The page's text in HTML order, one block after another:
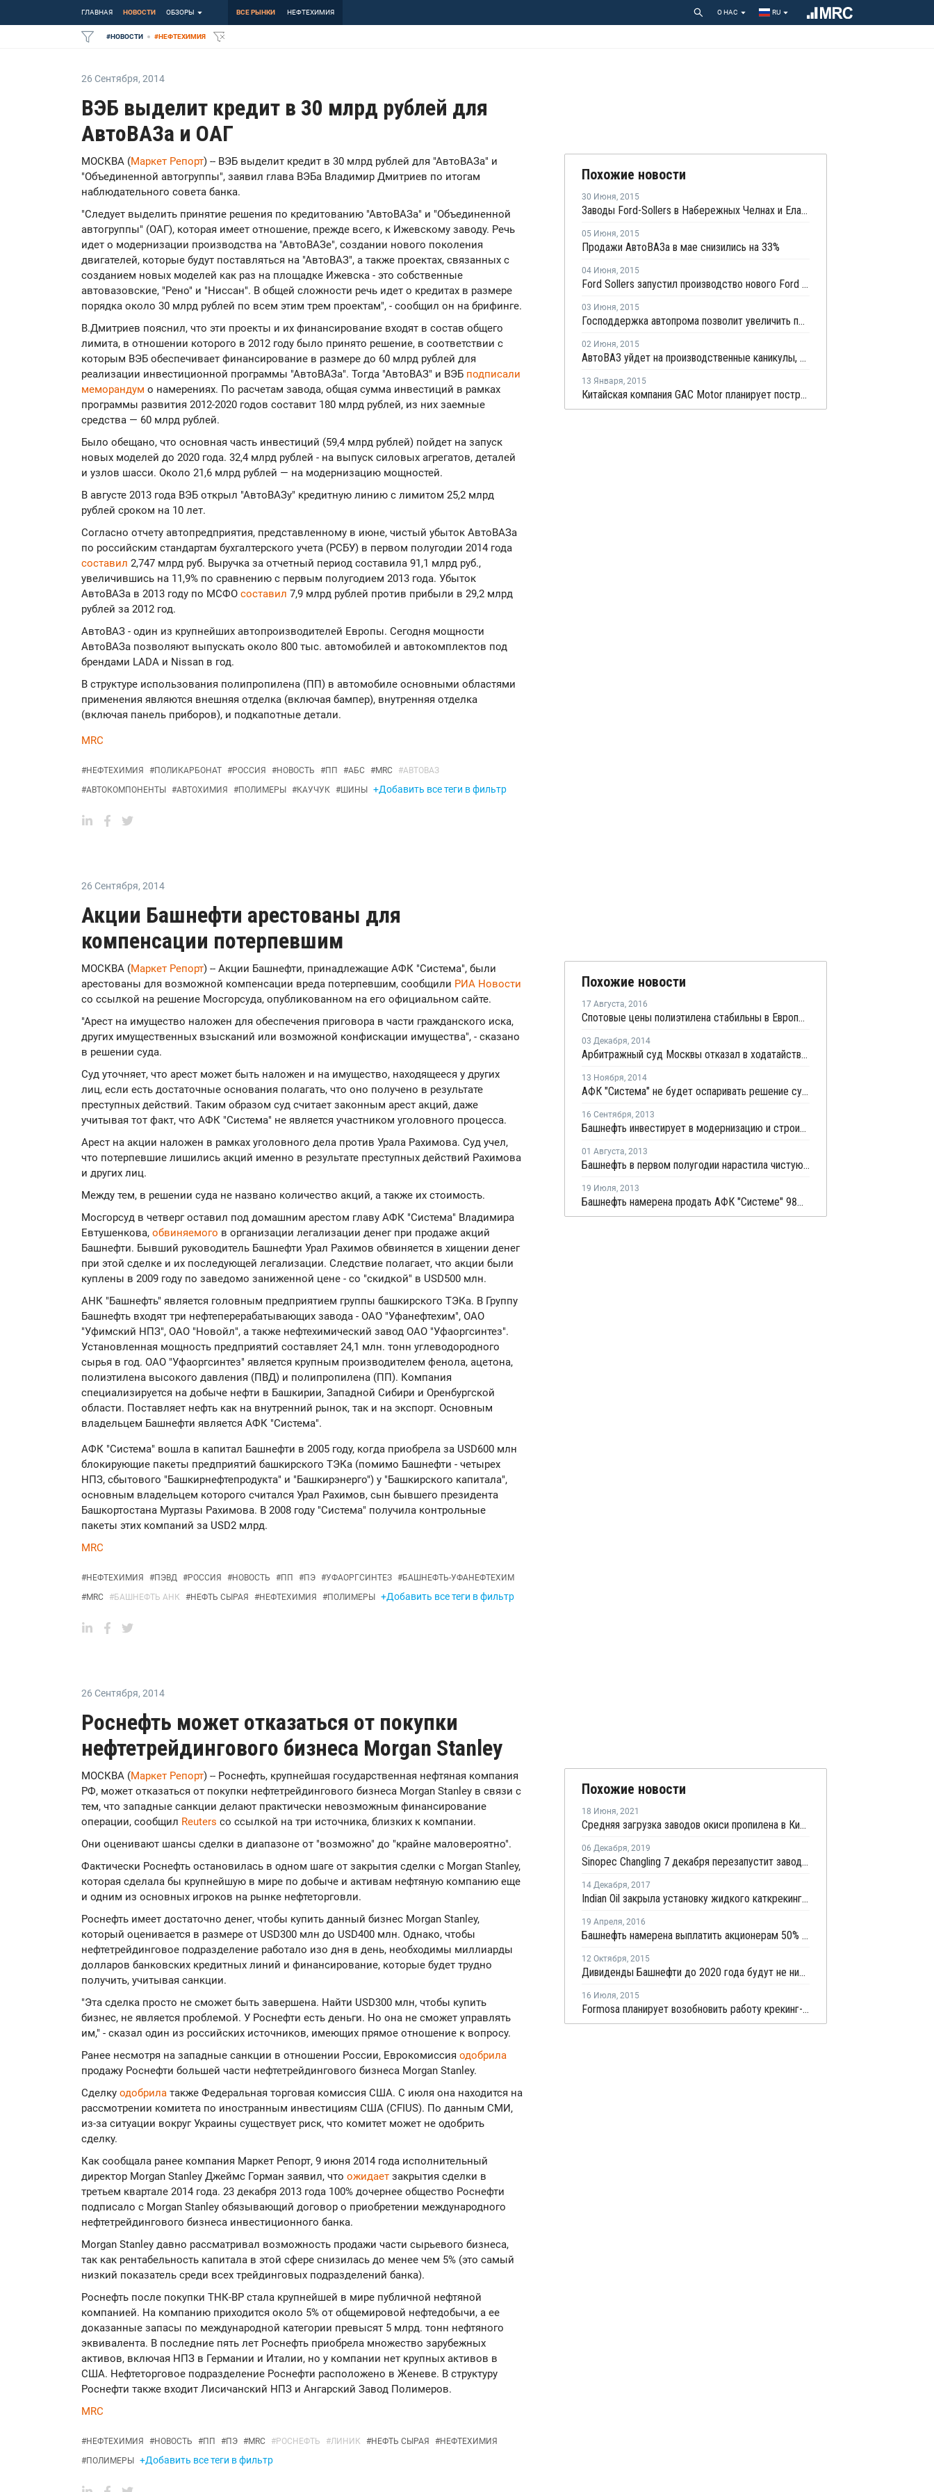
ГЛАВНАЯ НОВОСТИ ОБЗОРЫ ВСЕ РЫНКИ НЕФТЕХИМИЯ О НАС RU
#НОВОСТИ #НЕФТЕХИМИЯ
26 Сентября, 2014
ВЭБ выделит кредит в 30 млрд рублей для
АвтоВАЗа и ОАГ
МОСКВА (Маркет Репорт) -- ВЭБ выделит кредит в 30 млрд рублей для "АвтоВАЗа" и
"Объединенной автогруппы", заявил глава ВЭБа Владимир Дмитриев по итогам
наблюдательного совета банка.
"Следует выделить принятие решения по кредитованию "АвтоВАЗа" и "Объединенной
автогруппы" (ОАГ), которая имеет отношение, прежде всего, к Ижевскому заводу. Речь
идет о модернизации производства на "АвтоВАЗе", создании нового поколения
двигателей, которые будут поставляться на "АвтоВАЗ", а также проектах, связанных с
созданием новых моделей как раз на площадке Ижевска - это собственные
автовазовские, "Рено" и "Ниссан". В общей сложности речь идет о кредитах в размере
порядка около 30 млрд рублей по всем этим трем проектам", - сообщил он на брифинге.
В.Дмитриев пояснил, что эти проекты и их финансирование входят в состав общего
лимита, в отношении которого в 2012 году было принято решение, в соответствии с
которым ВЭБ обеспечивает финансирование в размере до 60 млрд рублей для
реализации инвестиционной программы "АвтоВАЗа". Тогда "АвтоВАЗ" и ВЭБ подписали
меморандум о намерениях. По расчетам завода, общая сумма инвестиций в рамках
программы развития 2012-2020 годов составит 180 млрд рублей, из них заемные
средства — 60 млрд рублей.
Было обещано, что основная часть инвестиций (59,4 млрд рублей) пойдет на запуск
новых моделей до 2020 года. 32,4 млрд рублей - на выпуск силовых агрегатов, деталей
и узлов шасси. Около 21,6 млрд рублей — на модернизацию мощностей.
В августе 2013 года ВЭБ открыл "АвтоВАЗу" кредитную линию с лимитом 25,2 млрд
рублей сроком на 10 лет.
Согласно отчету автопредприятия, представленному в июне, чистый убыток АвтоВАЗа
по российским стандартам бухгалтерского учета (РСБУ) в первом полугодии 2014 года
составил 2,747 млрд руб. Выручка за отчетный период составила 91,1 млрд руб.,
увеличившись на 11,9% по сравнению с первым полугодием 2013 года. Убыток
АвтоВАЗа в 2013 году по МСФО составил 7,9 млрд рублей против прибыли в 29,2 млрд
рублей за 2012 год.
АвтоВАЗ - один из крупнейших автопроизводителей Европы. Сегодня мощности
АвтоВАЗа позволяют выпускать около 800 тыс. автомобилей и автокомплектов под
брендами LADA и Nissan в год.
В структуре использования полипропилена (ПП) в автомобиле основными областями
применения являются внешняя отделка (включая бампер), внутренняя отделка
(включая панель приборов), и подкапотные детали.
MRC
#НЕФТЕХИМИЯ #ПОЛИКАРБОНАТ #РОССИЯ #НОВОСТЬ #ПП #АБС #MRC #АВТОВАЗ
#АВТОКОМПОНЕНТЫ #АВТОХИМИЯ #ПОЛИМЕРЫ #КАУЧУК #ШИНЫ +Добавить все теги в фильтр
Похожие новости
30 Июня, 2015
Заводы Ford-Sollers в Набережных Челнах и Елабуге уйдут на каникулы в августе
05 Июня, 2015
Продажи АвтоВАЗа в мае снизились на 33%
04 Июня, 2015
Ford Sollers запустил производство нового Ford Fiesta в Набережных Челнах
03 Июня, 2015
Господдержка автопрома позволит увеличить продажи автомобилей на 300 тыс. шт в 2015 году
02 Июня, 2015
АвтоВАЗ уйдет на производственные каникулы, чтобы не сокращать персонал
13 Января, 2015
Китайская компания GAC Motor планирует построить завод в России
26 Сентября, 2014
Акции Башнефти арестованы для
компенсации потерпевшим
МОСКВА (Маркет Репорт) -- Акции Башнефти, принадлежащие АФК "Система", были
арестованы для возможной компенсации вреда потерпевшим, сообщили РИА Новости
со ссылкой на решение Мосгорсуда, опубликованном на его официальном сайте.
"Арест на имущество наложен для обеспечения приговора в части гражданского иска,
других имущественных взысканий или возможной конфискации имущества", - сказано
в решении суда.
Суд уточняет, что арест может быть наложен и на имущество, находящееся у других
лиц, если есть достаточные основания полагать, что оно получено в результате
преступных действий. Таким образом суд считает законным арест акций, даже
учитывая тот факт, что АФК "Система" не является участником уголовного процесса.
Арест на акции наложен в рамках уголовного дела против Урала Рахимова. Суд учел,
что потерпевшие лишились акций именно в результате преступных действий Рахимова
и других лиц.
Между тем, в решении суда не названо количество акций, а также их стоимость.
Мосгорсуд в четверг оставил под домашним арестом главу АФК "Система" Владимира
Евтушенкова, обвиняемого в организации легализации денег при продаже акций
Башнефти. Бывший руководитель Башнефти Урал Рахимов обвиняется в хищении денег
при этой сделке и их последующей легализации. Следствие полагает, что акции были
куплены в 2009 году по заведомо заниженной цене - со "скидкой" в USD500 млн.
АНК "Башнефть" является головным предприятием группы башкирского ТЭКа. В Группу
Башнефть входят три нефтеперерабатывающих завода - ОАО "Уфанефтехим", ОАО
"Уфимский НПЗ", ОАО "Новойл", а также нефтехимический завод ОАО "Уфаоргсинтез".
Установленная мощность предприятий составляет 24,1 млн. тонн углеводородного
сырья в год. ОАО "Уфаоргсинтез" является крупным производителем фенола, ацетона,
полиэтилена высокого давления (ПВД) и полипропилена (ПП). Компания
специализируется на добыче нефти в Башкирии, Западной Сибири и Оренбургской
области. Поставляет нефть как на внутренний рынок, так и на экспорт. Основным
владельцем Башнефти является АФК "Система".
АФК "Система" вошла в капитал Башнефти в 2005 году, когда приобрела за USD600 млн
блокирующие пакеты предприятий башкирского ТЭКа (помимо Башнефти - четырех
НПЗ, сбытового "Башкирнефтепродукта" и "Башкирэнерго") у "Башкирского капитала",
основным владельцем которого считался Урал Рахимов, сын бывшего президента
Башкортостана Муртазы Рахимова. В 2008 году "Система" получила контрольные
пакеты этих компаний за USD2 млрд.
MRC
#НЕФТЕХИМИЯ #ПЭВД #РОССИЯ #НОВОСТЬ #ПП #ПЭ #УФАОРГСИНТЕЗ #БАШНЕФТЬ-УФАНЕФТЕХИМ
#MRC #БАШНЕФТЬ АНК #НЕФТЬ СЫРАЯ #НЕФТЕХИМИЯ #ПОЛИМЕРЫ +Добавить все теги в фильтр
Похожие новости
17 Августа, 2016
Спотовые цены полиэтилена стабильны в Европе на фоне низкой покупательской активности
03 Декабря, 2014
Арбитражный суд Москвы отказал в ходатайстве АФК "Система" о снятии ареста с акций Башнефти
13 Ноября, 2014
АФК "Система" не будет оспаривать решение суда по делу Башнефти
16 Сентября, 2013
Башнефть инвестирует в модернизацию и строительство нефтеперерабатывающих установок 80 млрд руб.
01 Августа, 2013
Башнефть в первом полугодии нарастила чистую прибыль в 1,6 раза
19 Июля, 2013
Башнефть намерена продать АФК "Системе" 98% "Объединенной нефтехимической компании"
26 Сентября, 2014
Роснефть может отказаться от покупки
нефтетрейдингового бизнеса Morgan Stanley
МОСКВА (Маркет Репорт) -- Роснефть, крупнейшая государственная нефтяная компания
РФ, может отказаться от покупки нефтетрейдингового бизнеса Morgan Stanley в связи с
тем, что западные санкции делают практически невозможным финансирование
операции, сообщил Reuters со ссылкой на три источника, близких к компании.
Они оценивают шансы сделки в диапазоне от "возможно" до "крайне маловероятно".
Фактически Роснефть остановилась в одном шаге от закрытия сделки с Morgan Stanley,
которая сделала бы крупнейшую в мире по добыче и активам нефтяную компанию еще
и одним из основных игроков на рынке нефтеторговли.
Роснефть имеет достаточно денег, чтобы купить данный бизнес Morgan Stanley,
который оценивается в размере от USD300 млн до USD400 млн. Однако, чтобы
нефтетрейдинговое подразделение работало изо дня в день, необходимы миллиарды
долларов банковских кредитных линий и финансирование, которые будет трудно
получить, учитывая санкции.
"Эта сделка просто не сможет быть завершена. Найти USD300 млн, чтобы купить
бизнес, не является проблемой. У Роснефти есть деньги. Но она не сможет управлять
им," - сказал один из российских источников, имеющих прямое отношение к вопросу.
Ранее несмотря на западные санкции в отношении России, Еврокомиссия одобрила
продажу Роснефти большей части нефтетрейдингового бизнеса Morgan Stanley.
Сделку одобрила также Федеральная торговая комиссия США. С июля она находится на
рассмотрении комитета по иностранным инвестициям США (CFIUS). По данным СМИ,
из-за ситуации вокруг Украины существует риск, что комитет может не одобрить
сделку.
Как сообщала ранее компания Маркет Репорт, 9 июня 2014 года исполнительный
директор Morgan Stanley Джеймс Горман заявил, что ожидает закрытия сделки в
третьем квартале 2014 года. 23 декабря 2013 года 100% дочернее общество Роснефти
подписало с Morgan Stanley обязывающий договор о приобретении международного
нефтетрейдингового бизнеса инвестиционного банка.
Morgan Stanley давно рассматривал возможность продажи части сырьевого бизнеса,
так как рентабельность капитала в этой сфере снизилась до менее чем 5% (это самый
низкий показатель среди всех трейдинговых подразделений банка).
Роснефть после покупки ТНК-BP стала крупнейшей в мире публичной нефтяной
компанией. На компанию приходится около 5% от общемировой нефтедобычи, а ее
доказанные запасы по международной категории превысят 5 млрд. тонн нефтяного
эквивалента. В последние пять лет Роснефть приобрела множество зарубежных
активов, включая НПЗ в Германии и Италии, но у компании нет крупных активов в
США. Нефтеторговое подразделение Роснефти расположено в Женеве. В структуру
Роснефти также входит Лисичанский НПЗ и Ангарский Завод Полимеров.
MRC
#НЕФТЕХИМИЯ #НОВОСТЬ #ПП #ПЭ #MRC #РОСНЕФТЬ #ЛИНИК #НЕФТЬ СЫРАЯ #НЕФТЕХИМИЯ
#ПОЛИМЕРЫ +Добавить все теги в фильтр
Похожие новости
18 Июня, 2021
Средняя загрузка заводов окиси пропилена в Китае снизилась на второй неделе июня на 4,4%
06 Декабря, 2019
Sinopec Changling 7 декабря перезапустит завод окиси пропилена в провинции Хунань после планового ремонта
14 Декабря, 2017
Indian Oil закрыла установку жидкого каткрекинга в Парадипе из-за пожара на НПЗ
19 Апреля, 2016
Башнефть намерена выплатить акционерам 50% прибыли по МСФО
12 Октября, 2015
Дивиденды Башнефти до 2020 года будут не ниже 20 млрд рублей и 25% прибыли
16 Июля, 2015
Formosa планирует возобновить работу крекинг-установки в Майлиао в конце июля